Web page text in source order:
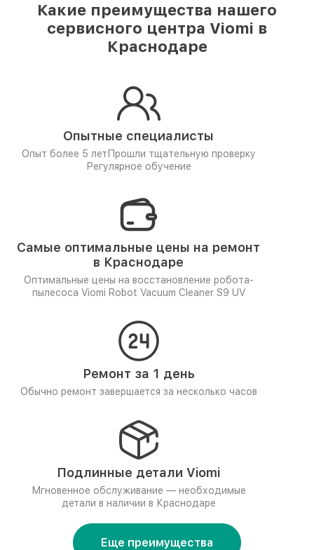
Какие преимущества нашего
сервисного центра Viomi в
Краснодаре
Опытные специалисты
Опыт более 5 лет Прошли тщательную проверку
Регулярное обучение
Самые оптимальные цены на ремонт
в Краснодаре
Оптимальные цены на восстановление робота-
пылесоса Viomi Robot Vacuum Cleaner S9 UV
Ремонт за 1 день
Обычно ремонт завершается за несколько часов
Подлинные детали Viomi
Мгновенное обслуживание — необходимые
детали в наличии в Краснодаре
Еще преимущества